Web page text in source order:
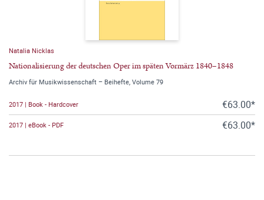
Natalia Nicklas
Nationalisierung der deutschen Oper im späten Vormärz 1840–1848
Archiv für Musikwissenschaft – Beihefte, Volume 79
2017 | Book - Hardcover €63.00*
2017 | eBook - PDF €63.00*